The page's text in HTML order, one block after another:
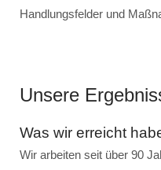
Handlungsfelder und
Unsere
Was wir erreicht
Wir arbeiten seit über 90